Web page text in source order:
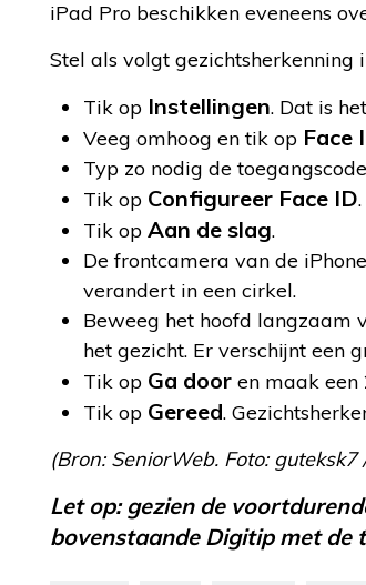
iPad Pro beschikken eveneens
Stel als volgt gezichtsherkenning
Tik op Instellingen. Dat is
Veeg omhoog en tik op Face
Typ zo nodig de
Tik op Configureer Face ID.
Tik op Aan de slag.
De frontcamera van de
verandert in een cirkel.
Beweeg het hoofd langzaam
het gezicht. Er verschijnt een
Tik op Ga door en maak een
Tik op Gereed.
(Bron: SeniorWeb. Foto:guteksk7
Let op: gezien de
bovenstaande Digitip met de